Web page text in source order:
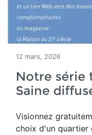
12 mars, 2026
Notre série
Saine
Visionnez
choix d'un